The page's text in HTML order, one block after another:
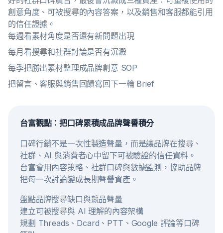
創意角度、可被搜尋的內容答案，以及銷售和客服都能引用
的信任證據。
每週看素材角度是否還有新問題出現
每月看搜尋和社群討論是否有沉澱
每季把勝出素材整理成品牌創意 SOP
把留言、客服與銷售回饋寫回下一輪 Brief
台富觀點：把口碑累積成品牌聲譽積分
口碑行銷不是一次性製造聲量，而是讓品牌在搜尋、
社群、AI 與消費者心中留下可被驗證的信任資料。
台富會用內容策略、社群口碑與數據監測，協助品牌
把每一次討論變成長期聲譽資產。
盤點品牌搜尋缺口與競品聲量
建立可被搜尋與 AI 理解的內容架構
規劃 Threads、Dcard、PTT、Google 評論等口碑